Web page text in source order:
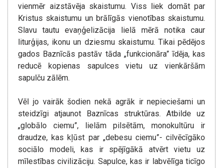
vienmēr aizstāvēja skaistumu. Viss liek domāt par
Kristus skaistumu un brālīgās vienotības skaistumu.
Slavu tautu evaņģelizācija lielā mērā notika caur
liturģijas, ikonu un dziesmu skaistumu. Tikai pēdējos
gados Baznīcās pastāv tāda „funkcionāra” īdēja, kas
reducē kopienas sapulces vietu uz vienkāršām
sapulču zālēm.
Vēl jo vairāk šodien nekā agrāk ir nepieciešami un
steidzīgi atjaunot Baznīcas struktūras. Atbilde uz
„globālo ciemu”, lielām pilsētām, monokultūru ir
draudze, kas kļūst par „debesu ciemu”- cilvēcīgāko
sociālo modeli, kas ir spējīgākā atvērt vietu uz
mīlestības civilizāciju. Sapulce, kas ir labvēlīga ticīgo